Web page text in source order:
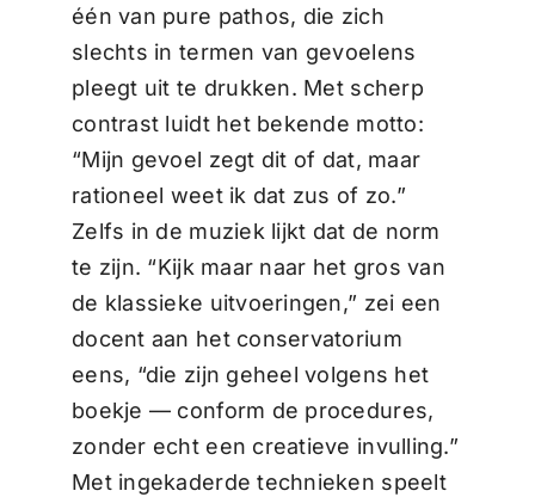
één van pure pathos, die zich
slechts in termen van gevoelens
pleegt uit te drukken. Met scherp
contrast luidt het bekende motto:
“Mijn gevoel zegt dit of dat, maar
rationeel weet ik dat zus of zo.”
Zelfs in de muziek lijkt dat de norm
te zijn. “Kijk maar naar het gros van
de klassieke uitvoeringen,” zei een
docent aan het conservatorium
eens, “die zijn geheel volgens het
boekje — conform de procedures,
zonder echt een creatieve invulling.”
Met ingekaderde technieken speelt